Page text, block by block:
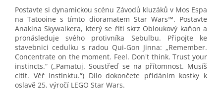
Postavte si dynamickou scénu Závodů kluzáků v Mos Espa
na Tatooine s tímto dioramatem Star Wars™. Postavte
Anakina Skywalkera, který se řítí skrz Obloukový kaňon a
pronásleduje svého protivníka Sebulbu. Připojte ke
stavebnici cedulku s radou Qui-Gon Jinna: „Remember.
Concentrate on the moment. Feel. Don't think. Trust your
instincts.“ („Pamatuj. Soustřeď se na přítomnost. Musíš
cítit. Věř instinktu.“) Dílo dokončete přidáním kostky k
oslavě 25. výročí LEGO Star Wars.